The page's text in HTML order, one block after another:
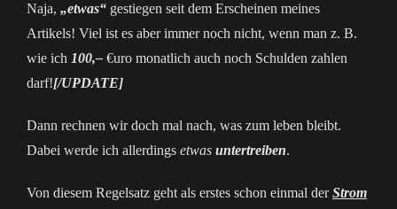
Naja, „etwas“ gestiegen seit dem Erscheinen meines
Artikels! Viel ist es aber immer noch nicht, wenn man z. B.
wie ich 100,– €uro monatlich auch noch Schulden zahlen
darf![/UPDATE]
Dann rechnen wir doch mal nach, was zum leben bleibt.
Dabei werde ich allerdings etwas untertreiben.
Von diesem Regelsatz geht als erstes schon einmal derStrom